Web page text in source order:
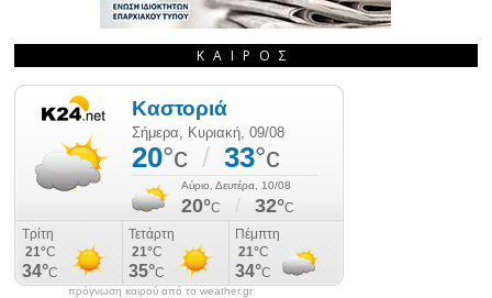
ΚΑΙΡΌΣ
πρόγνωση καιρού από το weather.gr